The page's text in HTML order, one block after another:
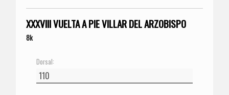
XXXVIII VUELTA A PIE VILLAR DEL ARZOBISPO
8k
Dorsal: